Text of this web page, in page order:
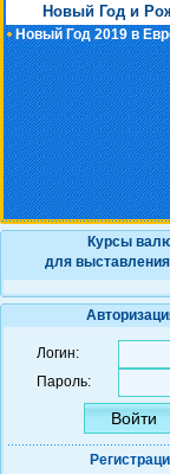
Новый Год и
Новый Год 2019 в
Курсы
для
Логин:
Пароль: